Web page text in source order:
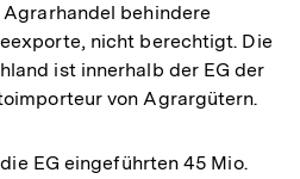
behindere
nicht berechtigt. Die
ist innerhalb der EG der
von Agrargütern.
EG eingeführten 45 Mio.